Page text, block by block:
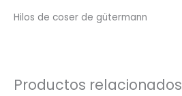
Hilos de coser de gütermann
Productos relacionados